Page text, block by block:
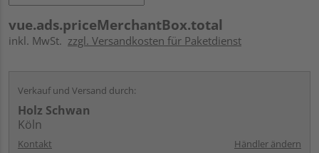
vue.ads.priceMerchantBox.total
inkl. MwSt. zzgl. Versandkosten für Paketdienst
Verkauf und Versand durch:
Holz Schwan
Köln
Kontakt Händler ändern